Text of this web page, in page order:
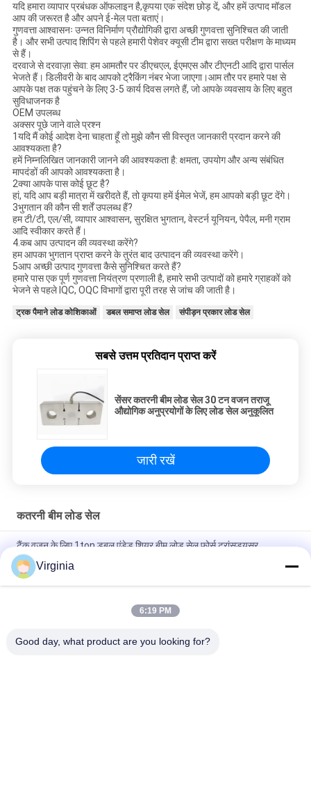
यदि हमारा व्यापार प्रबंधक ऑफलाइन है,कृपया एक संदेश छोड़ दें, और हमें उत्पाद मॉडल
आप की जरूरत है और अपने ई-मेल पता बताएं।
गुणवत्ता आश्वासनः उन्नत विनिर्माण प्रौद्योगिकी द्वारा अच्छी गुणवत्ता सुनिश्चित की जाती
है। और सभी उत्पाद शिपिंग से पहले हमारी पेशेवर क्यूसी टीम द्वारा सख्त परीक्षण के माध्यम
से हैं।
दरवाजे से दरवाज़ा सेवा: हम आमतौर पर डीएचएल, ईएमएस और टीएनटी आदि द्वारा पार्सल
भेजते हैं। डिलीवरी के बाद आपको ट्रैकिंग नंबर भेजा जाएगा।आम तौर पर हमारे पक्ष से
आपके पक्ष तक पहुंचने के लिए 3-5 कार्य दिवस लगते हैं, जो आपके व्यवसाय के लिए बहुत
सुविधाजनक है
OEM उपलब्ध
अक्सर पूछे जाने वाले प्रश्न
1यदि मैं कोई आदेश देना चाहता हूँ तो मुझे कौन सी विस्तृत जानकारी प्रदान करने की
आवश्यकता है?
हमें निम्नलिखित जानकारी जानने की आवश्यकता है: क्षमता, उपयोग और अन्य संबंधित
मापदंडों की आपको आवश्यकता है।
2क्या आपके पास कोई छूट है?
हां, यदि आप बड़ी मात्रा में खरीदते हैं, तो कृपया हमें ईमेल भेजें, हम आपको बड़ी छूट देंगे।
3भुगतान की कौन सी शर्तें उपलब्ध हैं?
हम टी/टी, एल/सी, व्यापार आश्वासन, सुरक्षित भुगतान, वेस्टर्न यूनियन, पेपैल, मनी ग्राम
आदि स्वीकार करते हैं।
4.कब आप उत्पादन की व्यवस्था करेंगे?
हम आपका भुगतान प्राप्त करने के तुरंत बाद उत्पादन की व्यवस्था करेंगे।
5आप अच्छी उत्पाद गुणवत्ता कैसे सुनिश्चित करते हैं?
हमारे पास एक पूर्ण गुणवत्ता नियंत्रण प्रणाली है, हमारे सभी उत्पादों को हमारे ग्राहकों को
भेजने से पहले IQC, OQC विभागों द्वारा पूरी तरह से जांच की जाती है।
ट्रक पैमाने लोड कोशिकाओं डबल समाप्त लोड सेल संपीड़न प्रकार लोड सेल
सबसे उत्तम प्रतिदान प्राप्त करें
सेंसर कतरनी बीम लोड सेल 30 टन वजन तराजू
औद्योगिक अनुप्रयोगों के लिए लोड सेल अनुकूलित
जारी रखें
कतरनी बीम लोड सेल
टैंक वजन के लिए 1ton डबल एंडेड शियर बीम लोड सेल फोर्स ट्रांसड्यूसर
500kg - 4mA के साथ वजन स्केल के लिए 10ton लोड सेल - 20mA या 0 - 5V
आउटपुट
फोर्कलिफ्ट स्केल शियर बीम लोड सेल फॉर प्रेशर सेंसर 4mA - 20mA / 0 - 5V
Virginia
6:19 PM
Good day, what product are you looking for?